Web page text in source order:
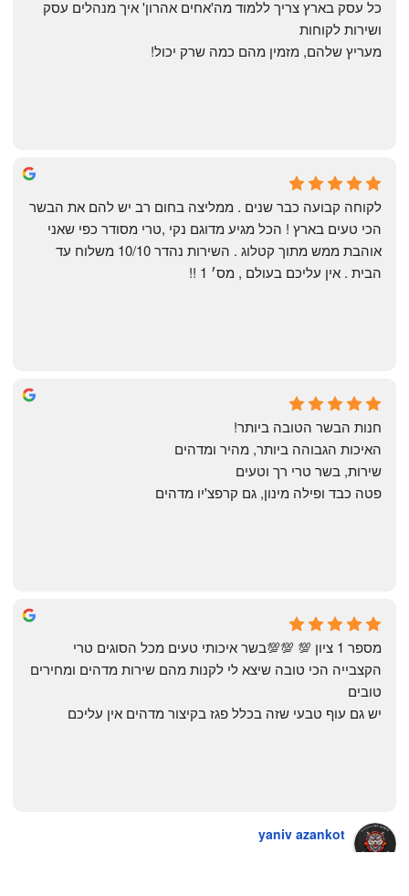
Shahaf Bendarker
6 months ago
ושירות לקוחות
מעריץ שלהם, מזמין מהם כמה שרק יכול!
Annael Annael
9 months ago
הבית . אין עליכם בעולם , מס׳ 1 !!
The Artechology
a year ago
חנות הבשר הטובה ביותר!
האיכות הגבוהה ביותר, מהיר ומדהים
שירות, בשר טרי רך וטעים
פטה כבד ופילה מינון, גם קרפצ'יו מדהים
yaniv azankot
טובים
יש גם עוף טבעי שזה בכלל פגז בקיצור מדהים אין עליכם